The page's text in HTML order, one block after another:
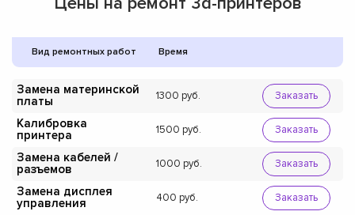
Вид ремонтных работ Время
Замена материнской
платы
1300 Заказать
Калибровка
принтера
1500 Заказать
Замена кабелей /
разъемов
1000 Заказать
Замена дисплея
управления
400 Заказать